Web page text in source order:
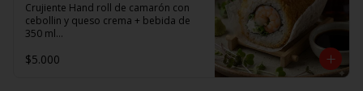
Crujiente Hand roll de camarón con
cebollin y queso crema + bebida de
350 ml
Promoción valida de Lunes a viernes
$5.000